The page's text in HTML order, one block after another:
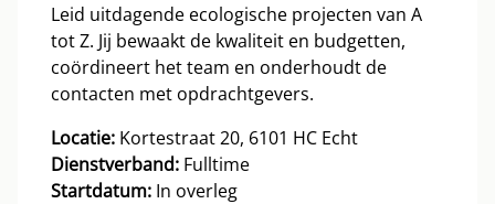
Leid uitdagende ecologische projecten van A
tot Z. Jij bewaakt de kwaliteit en budgetten,
coördineert het team en onderhoudt de
contacten met opdrachtgevers.
Locatie: Kortestraat 20, 6101 HC Echt
Dienstverband: Fulltime
Startdatum: In overleg